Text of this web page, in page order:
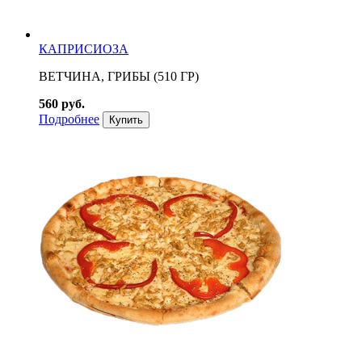
КАПРИСИОЗА
ВЕТЧИНА, ГРИБЫ (510 ГР)
560 руб.
Подробнее
Купить